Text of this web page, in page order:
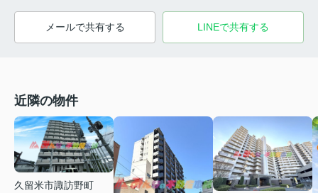
メールで共有する LINEで共有する
近隣の物件
久留米市諏訪野町